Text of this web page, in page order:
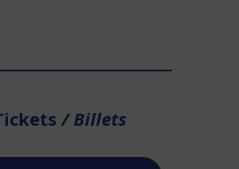
/ Billets